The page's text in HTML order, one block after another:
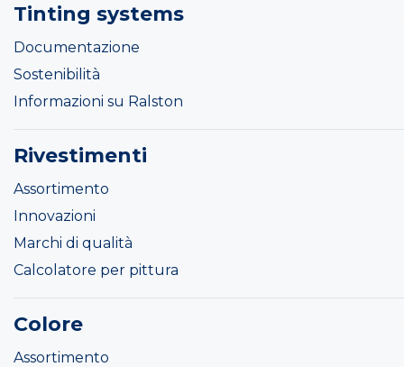
Tinting systems
Documentazione
Sostenibilità
Informazioni su Ralston
Rivestimenti
Assortimento
Innovazioni
Marchi di qualità
Calcolatore per pittura
Colore
Assortimento